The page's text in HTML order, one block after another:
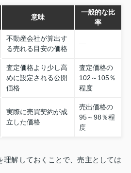
意味
一般的な比
率
不動産会社が算出す
る売れる目安の価格
―
査定価格より少し高
めに設定される公開
価格
査定価格の
102～105％
程度
実際に売買契約が成
立した価格
売出価格の
95～98％程
度
理解しておくことで、売主としては